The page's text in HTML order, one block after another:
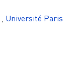
, Université Paris